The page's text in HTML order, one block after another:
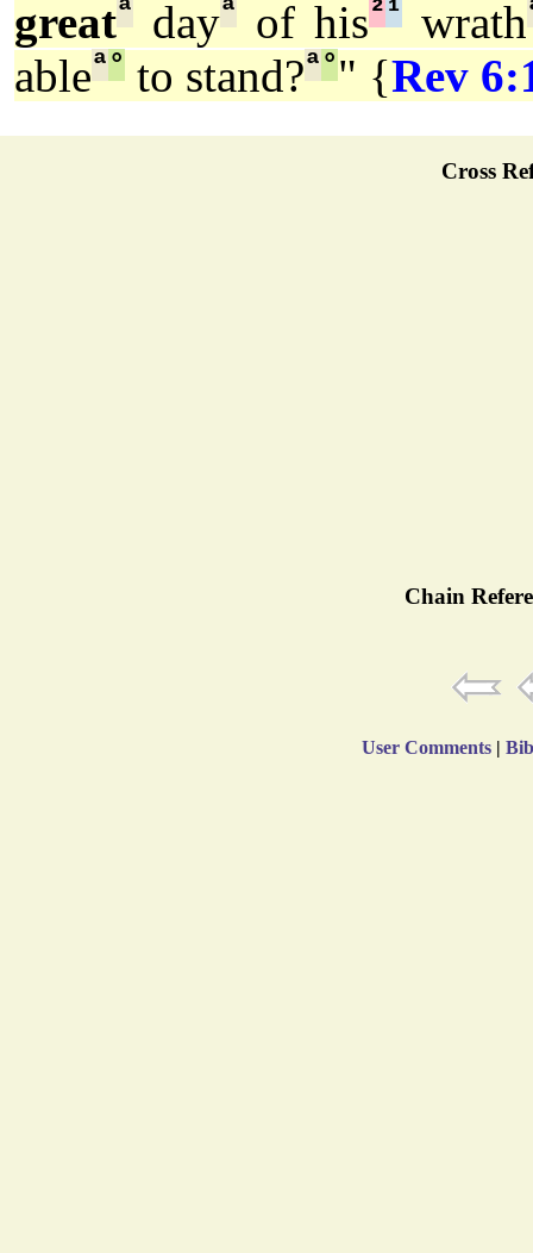
greatª dayª of his²¹ wrath
ableª° to stand?ª°" {Rev
Cross
Chain
User Comments |